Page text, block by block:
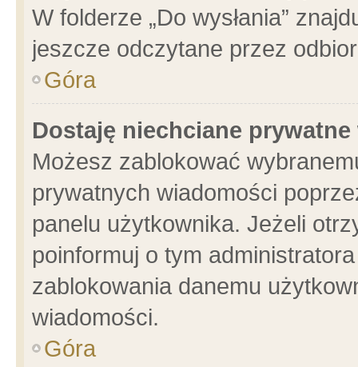
W folderze „Do wysłania”
jeszcze odczytane przez
Góra
Dostaję niechciane
Możesz zablokować
prywatnych wiadomości
panelu użytkownika. Jeżeli
poinformuj o tym
zablokowania danemu
wiadomości.
Góra